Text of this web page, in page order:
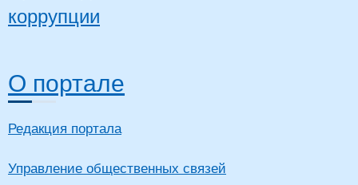
коррупции
О портале
Редакция портала
Управление общественных связей